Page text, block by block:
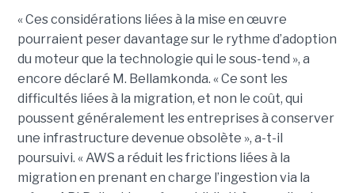
« Ces considérations liées à la mise en œuvre
pourraient peser davantage sur le rythme d’adoption
du moteur que la technologie qui le sous-tend », a
encore déclaré M. Bellamkonda. « Ce sont les
difficultés liées à la migration, et non le coût, qui
poussent généralement les entreprises à conserver
une infrastructure devenue obsolète », a-t-il
poursuivi. « AWS a réduit les frictions liées à la
migration en prenant en charge l’ingestion via la